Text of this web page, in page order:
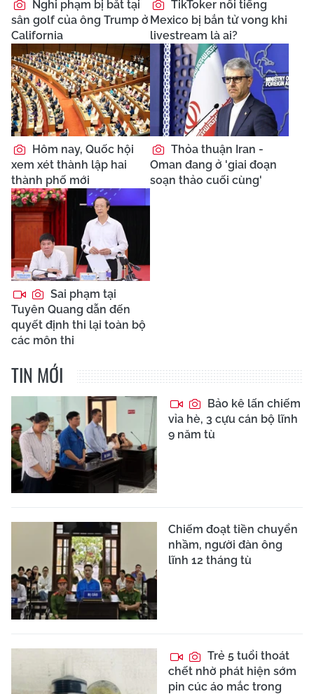
Nghi phạm bị bắt tại
sân golf của ông Trump ở
California
TikToker nổi tiếng
Mexico bị bắn tử vong khi
livestream là ai?
Hôm nay, Quốc hội
xem xét thành lập hai
thành phố mới
Thỏa thuận Iran -
Oman đang ở 'giai đoạn
soạn thảo cuối cùng'
Sai phạm tại
Tuyên Quang dẫn đến
quyết định thi lại toàn bộ
các môn thi
TIN MỚI
Bảo kê lấn chiếm
vỉa hè, 3 cựu cán bộ lĩnh
9 năm tù
Chiếm đoạt tiền chuyển
nhầm, người đàn ông
lĩnh 12 tháng tù
Trẻ 5 tuổi thoát
chết nhờ phát hiện sớm
pin cúc áo mắc trong